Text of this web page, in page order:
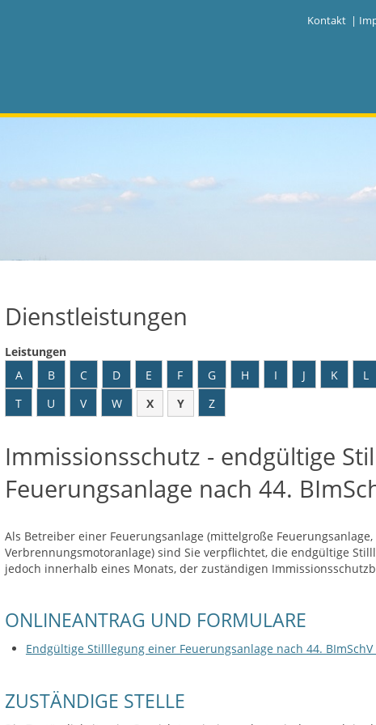
Kontakt |
Dienstleistungen
Leistungen
A
B C D E F G H I J K L
T
U V W X Y Z
Immissionsschutz - endgültige
Feuerungsanlage nach 44.
Als Betreiber einer Feuerungsanlage (mittelgroße
Verbrennungsmotoranlage) sind Sie verpflichtet, die endgültige
jedoch innerhalb eines Monats, der zuständigen
ONLINEANTRAG UND FORMULARE
Endgültige Stilllegung einer Feuerungsanlage nach 44. BImSchV
ZUSTÄNDIGE STELLE